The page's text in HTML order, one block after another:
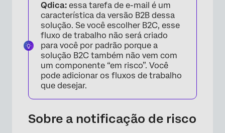
Qdica: essa tarefa de e-mail é um
característica da versão B2B dessa
solução. Se você escolher B2C, esse
fluxo de trabalho não será criado
para você por padrão porque a
solução B2C também não vem com
um componente “em risco”. Você
pode adicionar os fluxos de trabalho
que desejar.
Sobre a notificação de risco